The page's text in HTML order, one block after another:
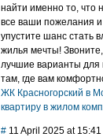
найти именно то, что
все ваши пожелания
упустите шанс стать
жилья мечты!
лучшие варианты для
там, где вам
ЖК Красногорский в
квартиру в жилом
# 11 April 2025 at 15:41